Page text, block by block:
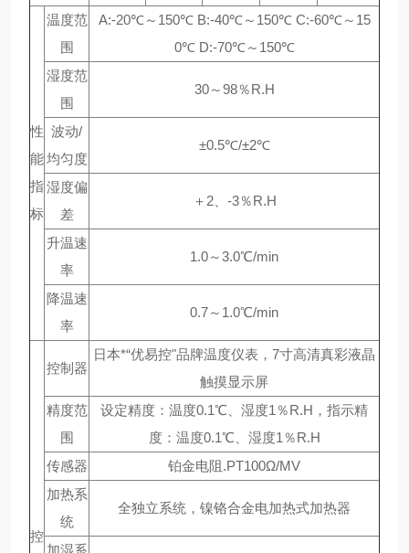
性
能
指
标
温度范
围
A:-20℃～150℃ B:-40℃～150℃ C:-60℃～15
0℃ D:-70℃～150℃
湿度范
围
30～98％R.H
波动/
均匀度
±0.5℃/±2℃
湿度偏
差
＋2、-3％R.H
升温速
率
1.0～3.0℃/min
降温速
率
0.7～1.0℃/min
控
控制器
日本*“优易控"品牌温度仪表，7寸高清真彩液晶
触摸显示屏
精度范
围
设定精度：温度0.1℃、湿度1％R.H，指示精
度：温度0.1℃、湿度1％R.H
传感器
铂金电阻.PT100Ω/MV
加热系
统
全独立系统，镍铬合金电加热式加热器
加湿系